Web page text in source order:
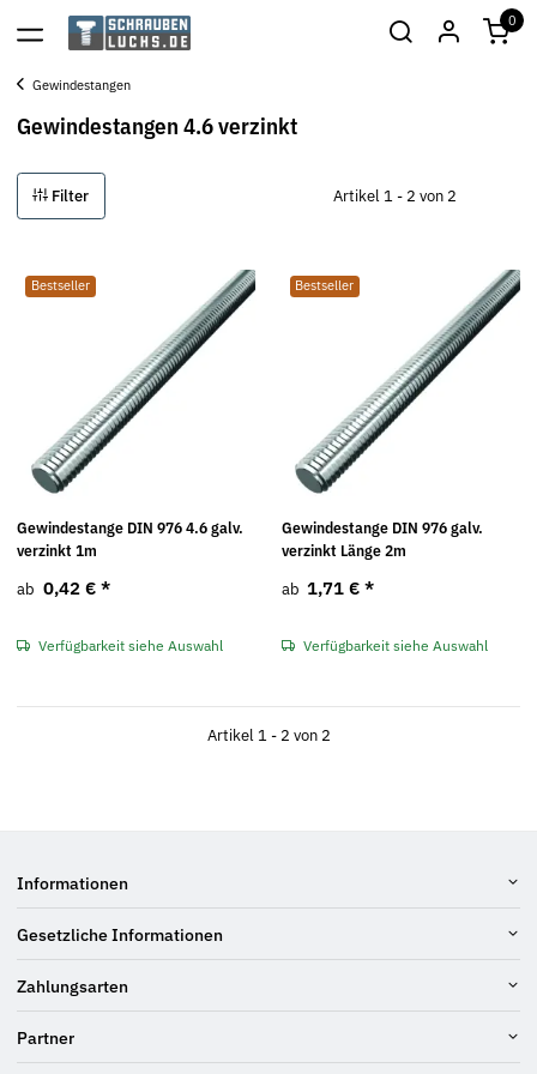
0
Gewindestangen
Gewindestangen 4.6 verzinkt
Filter Artikel 1 - 2 von 2
Bestseller
Gewindestange DIN 976 4.6 galv.
verzinkt 1m
ab 0,42 € *
Verfügbarkeit siehe Auswahl
Bestseller
Gewindestange DIN 976 galv.
verzinkt Länge 2m
ab 1,71 € *
Verfügbarkeit siehe Auswahl
Artikel 1 - 2 von 2
Informationen
Gesetzliche Informationen
Zahlungsarten
Partner